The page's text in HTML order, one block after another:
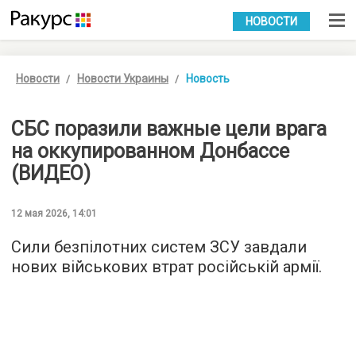
УКР РУС
НОВОСТИ
Новости Новости Украины Новость
СБС поразили важные цели врага
на оккупированном Донбассе
(ВИДЕО)
12 мая 2026, 14:01
Сили безпілотних систем ЗСУ завдали
нових військових втрат російській армії.